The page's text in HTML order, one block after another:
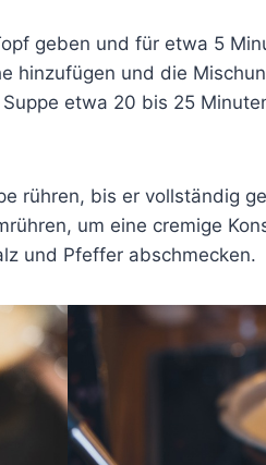
geben und für etwa 5
hinzufügen und die
etwa 20 bis 25
rühren, bis er vollständig
um eine cremige
und Pfeffer abschmecken.